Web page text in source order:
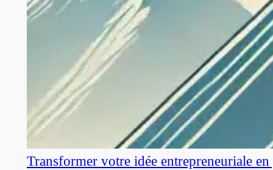
Transformer votre idée entrepreneuriale